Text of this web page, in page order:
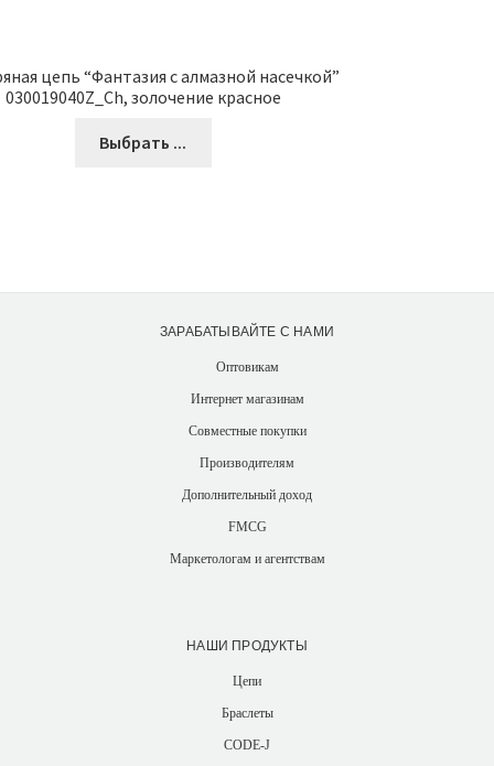
цепь “Фантазия с алмазной насечкой”
030019040Z_Ch, золочение красное
Выбрать ...
ЗАРАБАТЫВАЙТЕ С НАМИ
Оптовикам
Интернет магазинам
Совместные покупки
Производителям
Дополнительный доход
FMCG
Маркетологам и агентствам
НАШИ ПРОДУКТЫ
Цепи
Браслеты
CODE-J